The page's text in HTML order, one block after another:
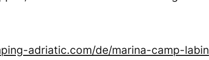
adriatic.com/de/marina-camp-labin